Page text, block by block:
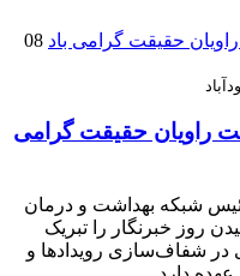
08
راویان حقیقت گرامی
رئیس شبکه بهداشت و درمان
روز خبرنگار را تبریک
در شفاف‌سازی رویدادها و